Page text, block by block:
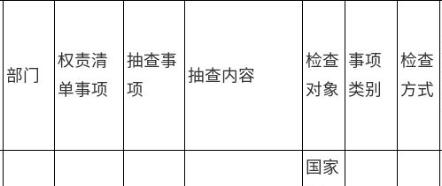
部门
权责清
单事项
抽查事
项
抽查内容
检查
对象
事项
类别
检查
方式
国家